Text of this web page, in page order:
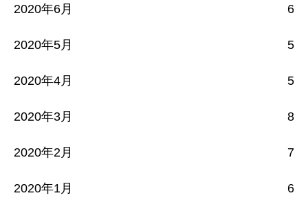
2020年6月 6
2020年5月 5
2020年4月 5
2020年3月 8
2020年2月 7
2020年1月 6